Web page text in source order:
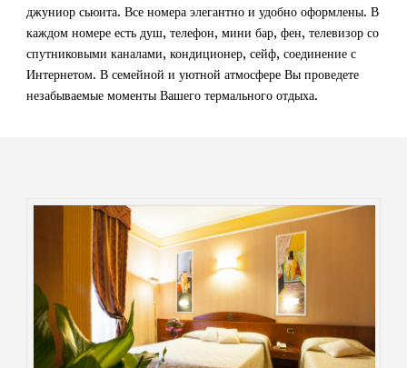
джуниор сьюита. Все номера элегантно и удобно оформлены. В
каждом номере есть душ, телефон, мини бар, фен, телевизор со
спутниковыми каналами, кондиционер, сейф, соединение с
Интернетом. В семейной и уютной атмосфере Вы проведете
незабываемые моменты Вашего термального отдыха.